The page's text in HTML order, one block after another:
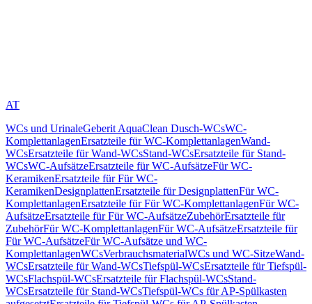
AT
WCs und UrinaleGeberit AquaClean Dusch-WCsWC-
KomplettanlagenErsatzteile für WC-KomplettanlagenWand-
WCsErsatzteile für Wand-WCsStand-WCsErsatzteile für Stand-
WCsWC-AufsätzeErsatzteile für WC-AufsätzeFür WC-
KeramikenErsatzteile für Für WC-
KeramikenDesignplattenErsatzteile für DesignplattenFür WC-
KomplettanlagenErsatzteile für Für WC-KomplettanlagenFür WC-
AufsätzeErsatzteile für Für WC-AufsätzeZubehörErsatzteile für
ZubehörFür WC-KomplettanlagenFür WC-AufsätzeErsatzteile für
Für WC-AufsätzeFür WC-Aufsätze und WC-
KomplettanlagenWCsVerbrauchsmaterialWCs und WC-SitzeWand-
WCsErsatzteile für Wand-WCsTiefspül-WCsErsatzteile für Tiefspül-
WCsFlachspül-WCsErsatzteile für Flachspül-WCsStand-
WCsErsatzteile für Stand-WCsTiefspül-WCs für AP-Spülkasten